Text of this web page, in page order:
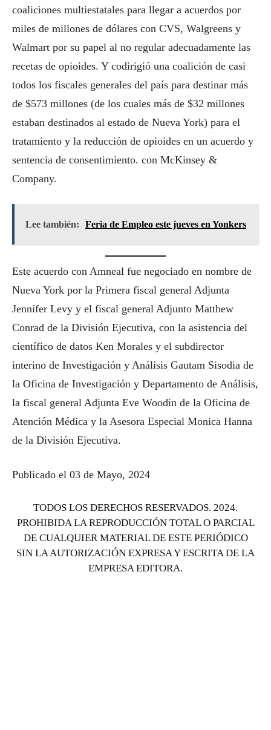
coaliciones multiestatales para llegar a acuerdos por
miles de millones de dólares con CVS, Walgreens y
Walmart por su papel al no regular adecuadamente las
recetas de opioides. Y codirigió una coalición de casi
todos los fiscales generales del país para destinar más
de $573 millones (de los cuales más de $32 millones
estaban destinados al estado de Nueva York) para el
tratamiento y la reducción de opioides en un acuerdo y
sentencia de consentimiento. con McKinsey &
Company.
Lee también: Feria de Empleo este jueves en Yonkers
Este acuerdo con Amneal fue negociado en nombre de
Nueva York por la Primera fiscal general Adjunta
Jennifer Levy y el fiscal general Adjunto Matthew
Conrad de la División Ejecutiva, con la asistencia del
científico de datos Ken Morales y el subdirector
interino de Investigación y Análisis Gautam Sisodia de
la Oficina de Investigación y Departamento de Análisis,
la fiscal general Adjunta Eve Woodin de la Oficina de
Atención Médica y la Asesora Especial Monica Hanna
de la División Ejecutiva.
Publicado el 03 de Mayo, 2024
TODOS LOS DERECHOS RESERVADOS. 2024.
PROHIBIDA LA REPRODUCCIÓN TOTAL O PARCIAL
DE CUALQUIER MATERIAL DE ESTE PERIÓDICO
SIN LA AUTORIZACIÓN EXPRESA Y ESCRITA DE LA
EMPRESA EDITORA.